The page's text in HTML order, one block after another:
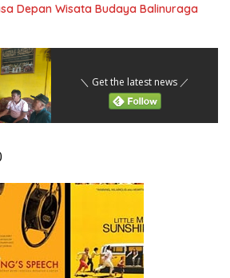
Depan Wisata Budaya Balinuraga
＼ Get the latest news ／